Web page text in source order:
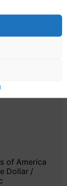
of America
Dollar /